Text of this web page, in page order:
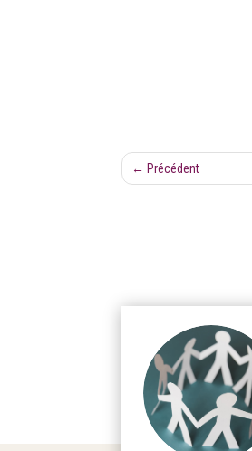
← Précédent